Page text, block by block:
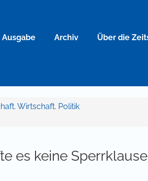
Archiv Über die
Wirtschaft. Politik
es keine